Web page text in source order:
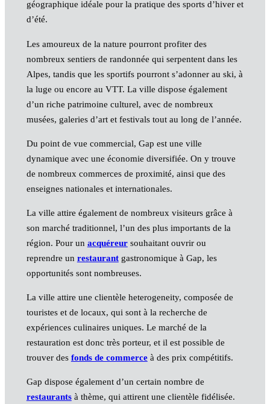
géographique idéale pour la pratique des sports d’hiver et
d’été.
Les amoureux de la nature pourront profiter des
nombreux sentiers de randonnée qui serpentent dans les
Alpes, tandis que les sportifs pourront s’adonner au ski, à
la luge ou encore au VTT. La ville dispose également
d’un riche patrimoine culturel, avec de nombreux
musées, galeries d’art et festivals tout au long de l’année.
Du point de vue commercial, Gap est une ville
dynamique avec une économie diversifiée. On y trouve
de nombreux commerces de proximité, ainsi que des
enseignes nationales et internationales.
La ville attire également de nombreux visiteurs grâce à
son marché traditionnel, l’un des plus importants de la
région. Pour un acquéreursouhaitant ouvrir ou
reprendre un restaurantgastronomique à Gap, les
opportunités sont nombreuses.
La ville attire une clientèle heterogeneity, composée de
touristes et de locaux, qui sont à la recherche de
expériences culinaires uniques. Le marché de la
restauration est donc très porteur, et il est possible de
trouver des fonds de commerceà des prix compétitifs.
Gap dispose également d’un certain nombre de
restaurantsà thème, qui attirent une clientèle fidélisée.